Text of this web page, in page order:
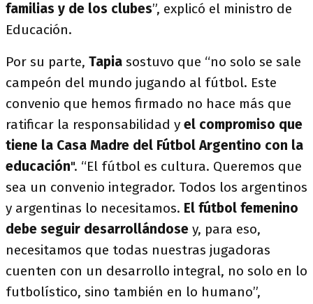
familias y de los clubes”, explicó el ministro de
Educación.
Por su parte, Tapia sostuvo que “no solo se sale
campeón del mundo jugando al fútbol. Este
convenio que hemos firmado no hace más que
ratificar la responsabilidad y el compromiso que
tiene la Casa Madre del Fútbol Argentino con la
educación". “El fútbol es cultura. Queremos que
sea un convenio integrador. Todos los argentinos
y argentinas lo necesitamos. El fútbol femenino
debe seguir desarrollándose y, para eso,
necesitamos que todas nuestras jugadoras
cuenten con un desarrollo integral, no solo en lo
futbolístico, sino también en lo humano”,